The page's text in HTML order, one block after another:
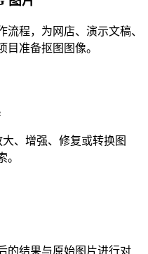
程，为网店、演示文稿、
准备抠图图像。
、增强、修复或转换图
。
的结果与原始图片进行对